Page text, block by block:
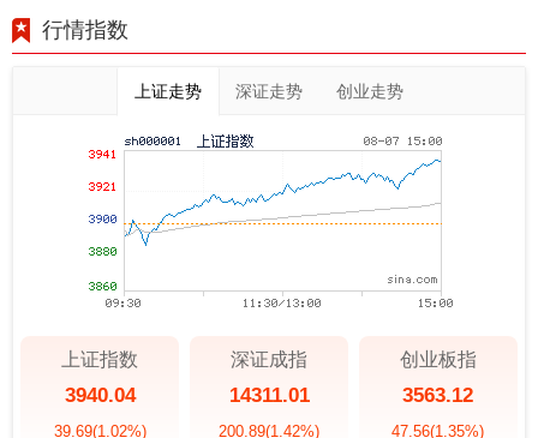
行情指数
上证走势 深证走势 创业走势
上证指数
3940.04
39.69(1.02%)
深证成指
14311.01
200.89(1.42%)
创业板指
3563.12
47.56(1.35%)